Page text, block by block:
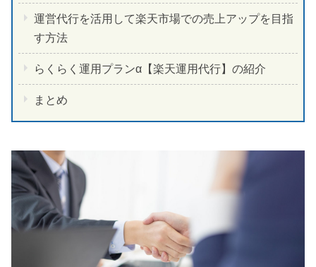
運営代行を活用して楽天市場での売上アップを目指
す方法
らくらく運用プランα【楽天運用代行】の紹介
まとめ